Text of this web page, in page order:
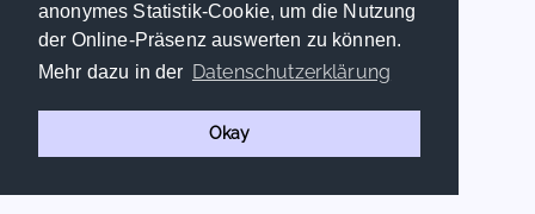
anonymes Statistik-Cookie, um die Nutzung
der Online-Präsenz auswerten zu können.
Mehr dazu in der Datenschutzerklärung
Okay